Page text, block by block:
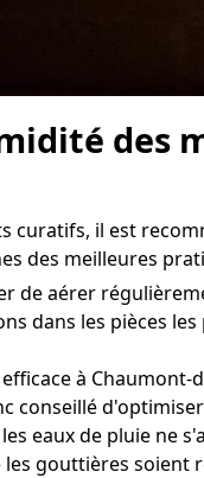
des
curatifs, il est
des meilleures
de aérer
dans les pièces
à
conseillé
eaux de pluie ne
gouttières